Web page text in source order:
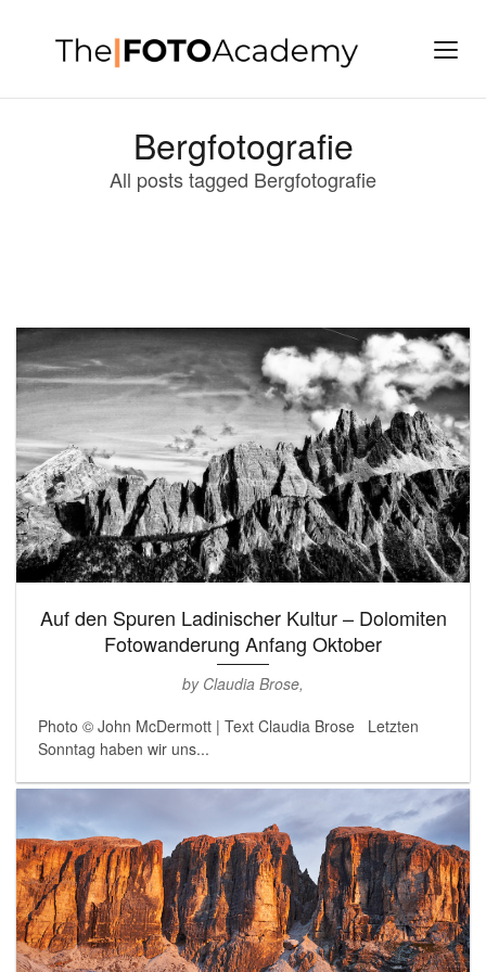
Bergfotografie
All posts tagged Bergfotografie
Auf den Spuren Ladinischer Kultur – Dolomiten
Fotowanderung Anfang Oktober
by Claudia Brose,
Photo © John McDermott | Text Claudia Brose Letzten
Sonntag haben wir uns...